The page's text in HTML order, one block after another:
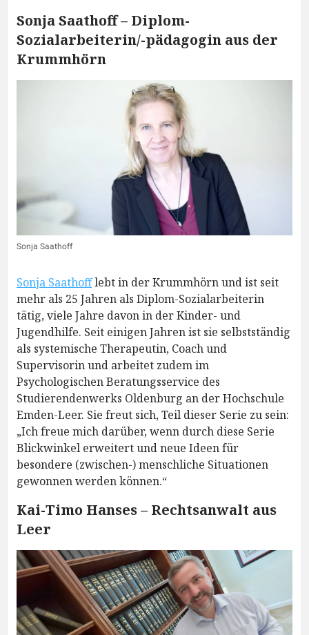
Sonja Saathoff – Diplom-
Sozialarbeiterin/-pädagogin aus der
Krummhörn
Sonja Saathoff
Sonja Saathofflebt in der Krummhörn und ist seit
mehr als 25 Jahren als Diplom-Sozialarbeiterin
tätig, viele Jahre davon in der Kinder- und
Jugendhilfe. Seit einigen Jahren ist sie selbstständig
als systemische Therapeutin, Coach und
Supervisorin und arbeitet zudem im
Psychologischen Beratungsservice des
Studierendenwerks Oldenburg an der Hochschule
Emden-Leer. Sie freut sich, Teil dieser Serie zu sein:
„Ich freue mich darüber, wenn durch diese Serie
Blickwinkel erweitert und neue Ideen für
besondere (zwischen-) menschliche Situationen
gewonnen werden können.“
Kai-Timo Hanses – Rechtsanwalt aus
Leer